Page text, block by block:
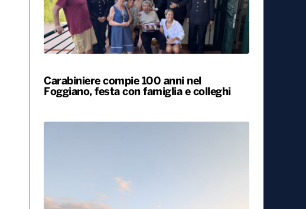
Carabiniere compie 100 anni nel
Foggiano, festa con famiglia e colleghi